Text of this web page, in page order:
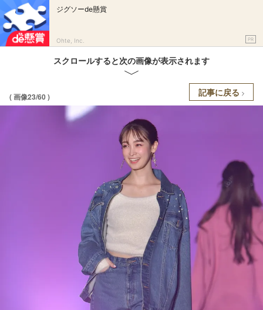
ジグソーde懸賞
Ohte, Inc. PR
スクロールすると次の画像が表示されます
( 画像23/60 ) 記事に戻る